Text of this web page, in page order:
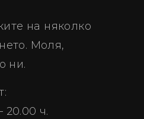
на няколко
Моля,
ни.
20.00 ч.